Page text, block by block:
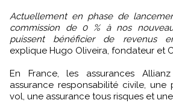
Actuellement en phase de
commission de 0 % à nos
puissent bénéficier de revenus
explique Hugo Oliveira, fondateur et
En France, les assurances
assurance responsabilité civile,
vol, une assurance tous risques et